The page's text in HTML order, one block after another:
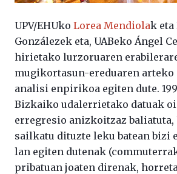
UPV/EHUko Lorea Mendiolak eta
Gonzálezek eta, UABeko Ángel
hirietako lurzoruaren
mugikortasun-ereduaren arteko
analisi enpirikoa egiten dute.
Bizkaiko udalerrietako datuak
erregresio anizkoitzaz
sailkatu dituzte leku batean bizi
lan egiten dutenak
pribatuan joaten direnak,